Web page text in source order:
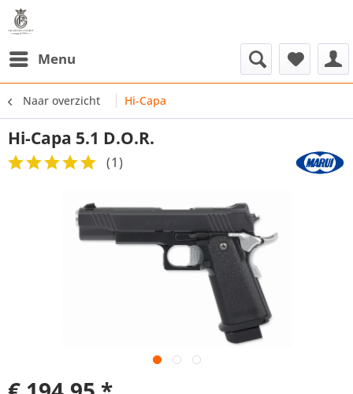
Menu
Naar overzicht Hi-Capa
Hi-Capa 5.1 D.O.R.
(1)